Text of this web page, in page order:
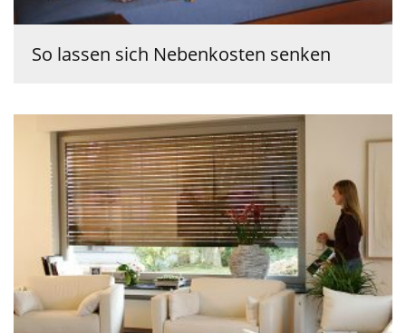
So lassen sich Nebenkosten senken